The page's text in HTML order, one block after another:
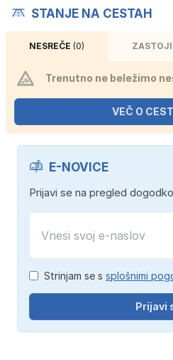
STANJE NA CESTAH
NESREČE (0) ZASTOJI
Trenutno ne beležimo
VEČ O
E-NOVICE
Prijavi se na pregled
Strinjam se s splošnimi
Prijavi